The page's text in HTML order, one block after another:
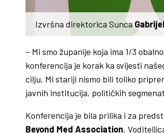
Izvršna direktorica Sunca
– Mi smo županije koja ima 1/3
konferencija je korak ka svijesti
cilju. Mi stariji nismo bili toliko
javnih institucija, političkih
Konferencija je bila prilika i za
Beyond Med Association.